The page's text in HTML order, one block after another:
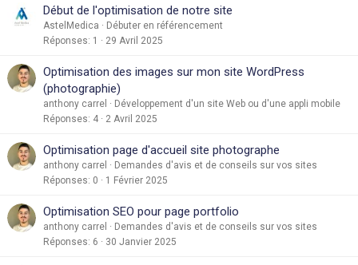
Début de l'optimisation de notre site
AstelMedica
Débuter en référencement
Réponses 1 29 Avril 2025
Optimisation des images sur mon site WordPress
(photographie)
anthony carrel
Développement d'un site Web ou d'une appli mobile
Réponses 4 2 Avril 2025
Optimisation page d'accueil site photographe
anthony carrel
Demandes d'avis et de conseils sur vos sites
Réponses 0 1 Février 2025
Optimisation SEO pour page portfolio
anthony carrel
Demandes d'avis et de conseils sur vos sites
Réponses 6 30 Janvier 2025